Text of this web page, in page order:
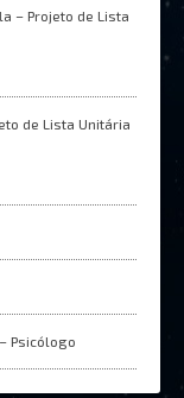
– Projeto de Lista
de Lista Unitária
Psicólogo